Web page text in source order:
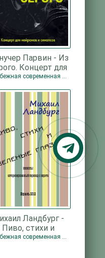
Парвин - Из
Концерт для
и синапсов
Зарубежная современная проза
Ландбург -
Пиво, стихи и
зеленые глаза
Зарубежная современная проза